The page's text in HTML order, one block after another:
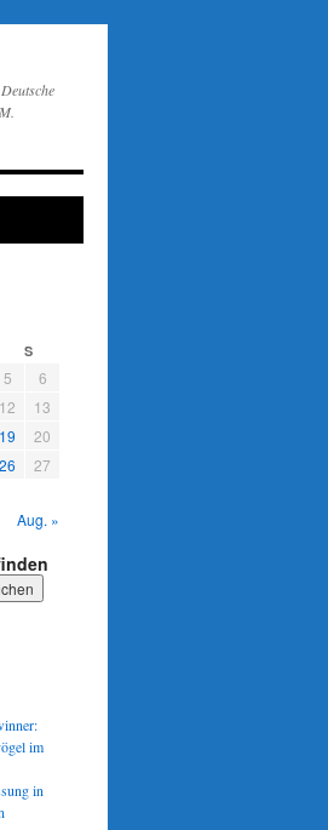
S
5
6
12
13
19
20
26
27
Aug. »
im
in